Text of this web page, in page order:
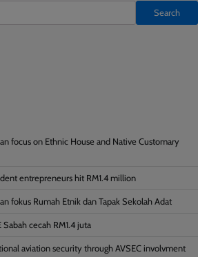
Search
focus on Ethnic House and Native Customary
entrepreneurs hit RM1.4 million
fokus Rumah Etnik dan Tapak Sekolah Adat
Sabah cecah RM1.4 juta
aviation security through AVSEC involvment